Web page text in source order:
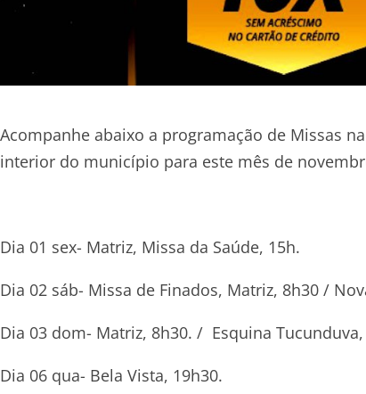
Acompanhe abaixo a programação de Missas
interior do município para este mês de
Dia 01 sex- Matriz, Missa da Saúde, 15h.
Dia 02 sáb- Missa de Finados, Matriz, 8h30 /
Dia 03 dom- Matriz, 8h30. / Esquina Tucunduva,
Dia 06 qua- Bela Vista, 19h30.